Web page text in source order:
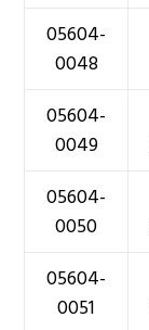
05604-
0048
05604-
0049
05604-
0050
05604-
0051